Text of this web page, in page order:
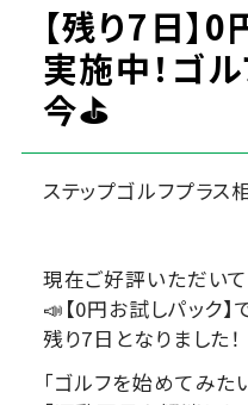
【残り7日】
実施中！ゴ
今⛳️
ステップゴルフプラ
現在ご好評いただい
📣【0円お試しパック
残り7日となりました！
「ゴルフを始めてみたい